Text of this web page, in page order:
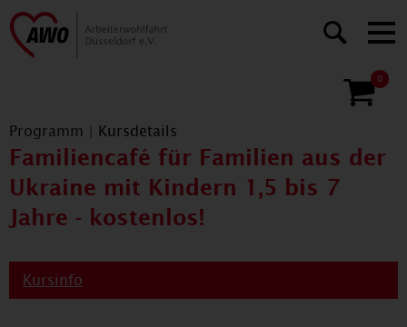
0
Programm Kursdetails
Familiencafé für Familien aus der
Ukraine mit Kindern 1,5 bis 7
Jahre - kostenlos!
Kursinfo